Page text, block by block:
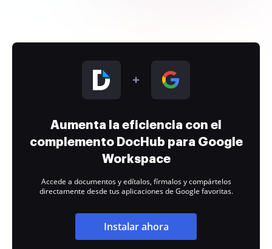
Aumenta la eficiencia con el
complemento DocHub para Google
Workspace
Accede a documentos y edítalos, fírmalos y compártelos
directamente desde tus aplicaciones de Google favoritas.
Instalar ahora